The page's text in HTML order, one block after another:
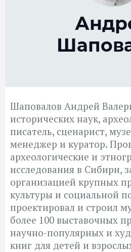
Шаповалов Андрей
исторических наук,
писатель, сценарист,
менеджер и куратор.
археологические и
исследования в Сибири,
организацией крупных
культуры и социальной
проектировал и строил
более 100 выставочных
научно-популярных и
книг для детей и